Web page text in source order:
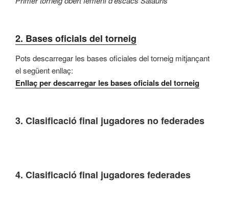
2. Bases oficials del torneig
Pots descarregar les bases oficiales del torneig mitjançant
el següent enllaç:
Enllaç per descarregar les bases oficials del torneig
3. Clasificació final jugadores no federades
4. Clasificació final jugadores federades